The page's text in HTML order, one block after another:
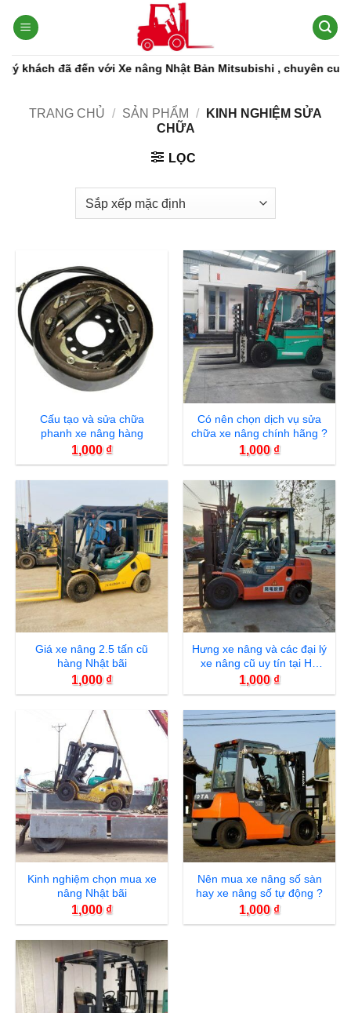
qua
dung
đã đến với Xe nâng Nhật Bản Mitsubishi , chuyên cung
TRANG CHỦ / SẢN PHẨM /
KINH NGHIỆM SỬA
CHỮA
LỌC
Cấu tạo và sửa chữa
phanh xe nâng hàng
1,000 ₫
Có nên chọn dịch vụ sửa
chữa xe nâng chính hãng ?
1,000 ₫
Giá xe nâng 2.5 tấn cũ
hàng Nhật bãi
1,000 ₫
Hưng xe nâng và các đại lý
xe nâng cũ uy tín tại Hà
Nội
1,000 ₫
Kinh nghiệm chọn mua xe
nâng Nhật bãi
1,000 ₫
Nên mua xe nâng số sàn
hay xe nâng số tự động ?
1,000 ₫